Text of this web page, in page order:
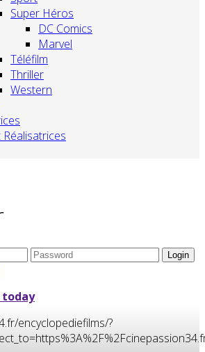
Super Héros
DC Comics
Marvel
Téléfilm
Thriller
Western
today
encyclopediefilms/?